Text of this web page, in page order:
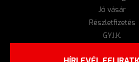
Jó vásár
Részletfizetés
GY.I.K.